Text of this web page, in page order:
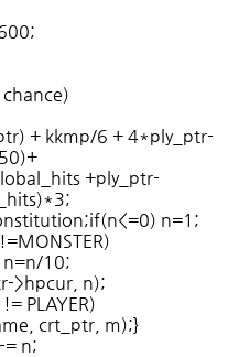
6 + 4*ply_ptr-
+ply_ptr-
n=1;
n=n/10;
n);
crt_ptr, m);}
n;